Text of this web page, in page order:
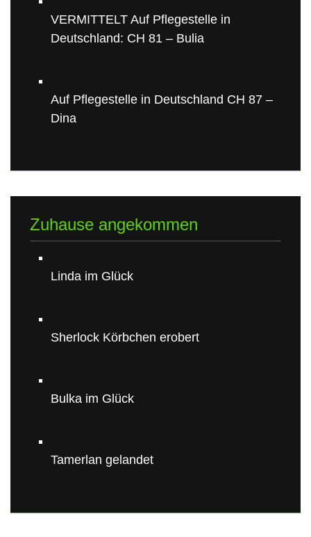
VERMITTELT Auf Pflegestelle in
Deutschland: CH 81 – Bulia
Auf Pflegestelle in Deutschland CH 87 –
Dina
Zuhause angekommen
Linda im Glück
Sherlock Körbchen erobert
Bulka im Glück
Tamerlan gelandet